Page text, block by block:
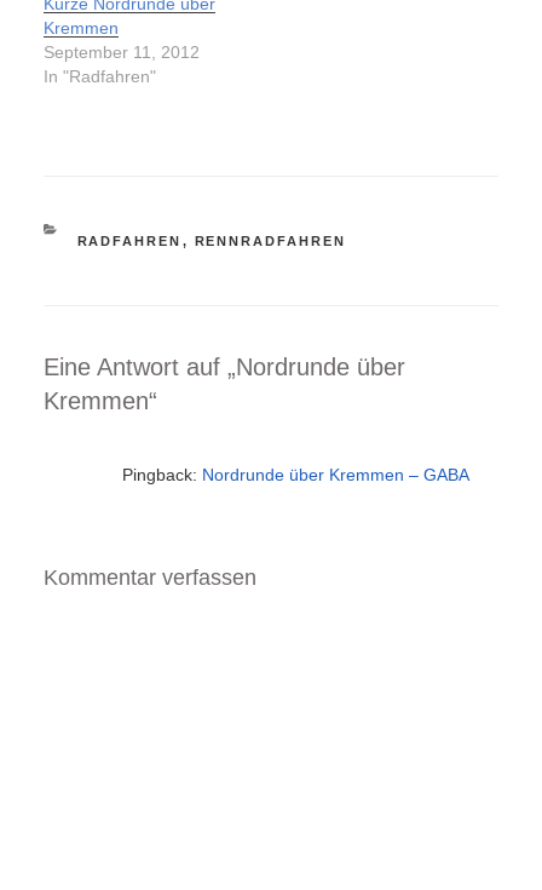
Kremmen
September 11, 2012
In "Radfahren"
KATEGORIEN
RADFAHREN , RENNRADFAHREN
Eine Antwort auf „Nordrunde über
Kremmen“
Pingback: Nordrunde über Kremmen – GABA
Kommentar verfassen